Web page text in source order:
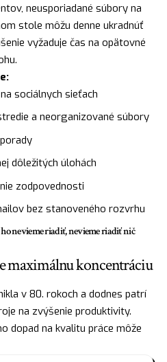
neusporiadané súbory na
stole môžu denne ukradnúť
vyžaduje čas na opätovné
sociálnych sieťach
a neorganizované súbory
dôležitých úlohách
zodpovednosti
bez stanoveného rozvrhu
nevieme riadiť, nevieme riadiť nič
maximálnu koncentráciu
v 80. rokoch a dodnes patrí
na zvýšenie produktivity.
dopad na kvalitu práce môže